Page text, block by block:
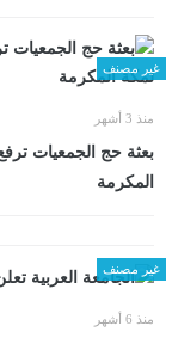
غير مصنف
منذ 3 أشهر
بعثة حج الجمعيات
المكرمة
غير مصنف
منذ 6 أشهر